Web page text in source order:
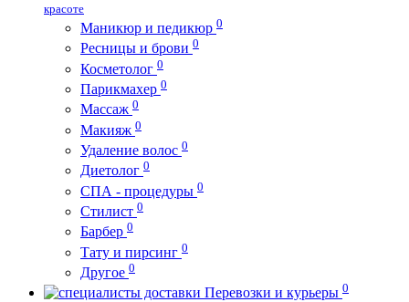
красоте
Маникюр и педикюр 0
Ресницы и брови 0
Косметолог 0
Парикмахер 0
Массаж 0
Макияж 0
Удаление волос 0
Диетолог 0
СПА - процедуры 0
Стилист 0
Барбер 0
Тату и пирсинг 0
Другое 0
Перевозки и курьеры 0